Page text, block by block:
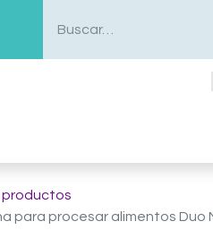
productos
para procesar alimentos Duo